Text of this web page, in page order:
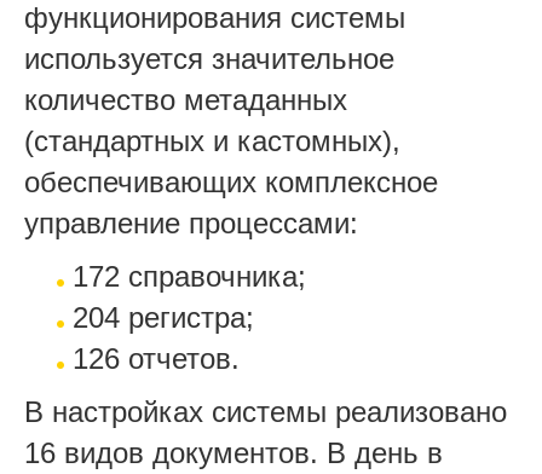
функционирования системы
используется значительное
количество метаданных
(стандартных и кастомных),
обеспечивающих комплексное
управление процессами:
172 справочника;
204 регистра;
126 отчетов.
В настройках системы реализовано
16 видов документов. В день в